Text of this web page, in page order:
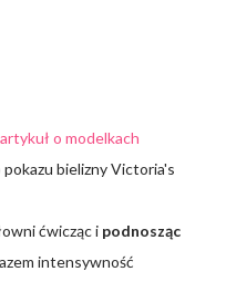
o modelkach
bielizny Victoria's
ćwicząc i podnosząc
intensywność